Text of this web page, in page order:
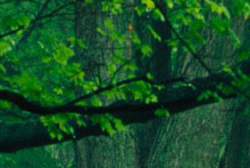
Önmagát állandóan újrateremtve
A lélek felismeri önmagát,
S a világszellem működik tovább
Az önismeretben újra
S így az Én-érzék akarati
A lélek sötétjéből lesz megteremtve.
25. hét
Csak most tagozódhat belém
S ragyogva árasztja belső fényem